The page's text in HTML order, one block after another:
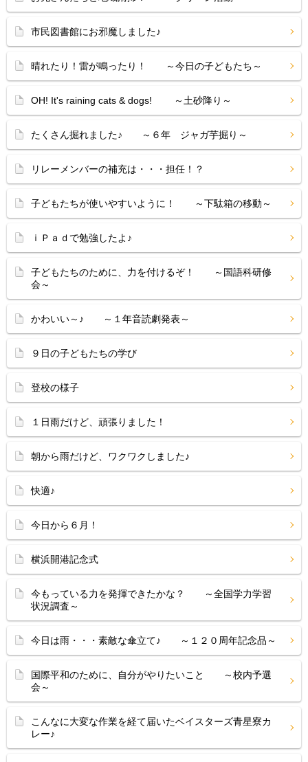
市民図書館にお邪魔しました♪
晴れたり！雷が鳴ったり！ ～今日の子どもたち～
OH! It's raining cats & dogs! ～土砂降り～
たくさん掘れました♪ ～６年 ジャガ芋掘り～
リレーメンバーの補充は・・・担任！？
子どもたちが使いやすいように！ ～下駄箱の移動～
ｉＰａｄで勉強したよ♪
子どもたちのために、力を付けるぞ！ ～国語科研修
会～
かわいい～♪ ～１年音読劇発表～
９日の子どもたちの学び
登校の様子
１日雨だけど、頑張りました！
朝から雨だけど、ワクワクしました♪
快適♪
今日から６月！
横浜開港記念式
今もっている力を発揮できたかな？ ～全国学力学習
状況調査～
今日は雨・・・素敵な傘立て♪ ～１２０周年記念品～
国際平和のために、自分がやりたいこと ～校内予選
会～
こんなに大変な作業を経て届いたベイスターズ青星寮カ
レー♪